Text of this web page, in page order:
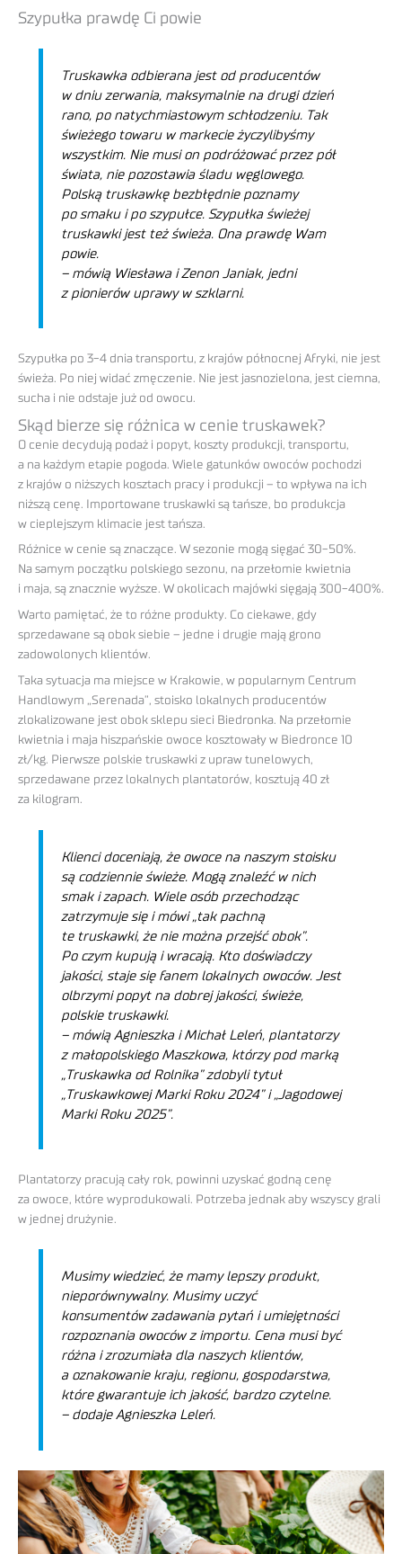
Szypułka prawdę Ci powie
Truskawka odbierana jest od producentów
w dniu zerwania, maksymalnie na drugi dzień
rano, po natychmiastowym schłodzeniu. Tak
świeżego towaru w markecie życzylibyśmy
wszystkim. Nie musi on podróżować przez pół
świata, nie pozostawia śladu węglowego.
Polską truskawkę bezbłędnie poznamy
po smaku i po szypułce. Szypułka świeżej
truskawki jest też świeża. Ona prawdę Wam
powie.
– mówią Wiesława i Zenon Janiak, jedni
z pionierów uprawy w szklarni.
Szypułka po 3-4 dnia transportu, z krajów północnej Afryki, nie jest
świeża. Po niej widać zmęczenie. Nie jest jasnozielona, jest ciemna,
sucha i nie odstaje już od owocu.
Skąd bierze się różnica w cenie truskawek?
O cenie decydują podaż i popyt, koszty produkcji, transportu,
a na każdym etapie pogoda. Wiele gatunków owoców pochodzi
z krajów o niższych kosztach pracy i produkcji – to wpływa na ich
niższą cenę. Importowane truskawki są tańsze, bo produkcja
w cieplejszym klimacie jest tańsza.
Różnice w cenie są znaczące. W sezonie mogą sięgać 30-50%.
Na samym początku polskiego sezonu, na przełomie kwietnia
i maja, są znacznie wyższe. W okolicach majówki sięgają 300-400%.
Warto pamiętać, że to różne produkty. Co ciekawe, gdy
sprzedawane są obok siebie – jedne i drugie mają grono
zadowolonych klientów.
Taka sytuacja ma miejsce w Krakowie, w popularnym Centrum
Handlowym „Serenada”, stoisko lokalnych producentów
zlokalizowane jest obok sklepu sieci Biedronka. Na przełomie
kwietnia i maja hiszpańskie owoce kosztowały w Biedronce 10
zł/kg. Pierwsze polskie truskawki z upraw tunelowych,
sprzedawane przez lokalnych plantatorów, kosztują 40 zł
za kilogram.
Klienci doceniają, że owoce na naszym stoisku
są codziennie świeże. Mogą znaleźć w nich
smak i zapach. Wiele osób przechodząc
zatrzymuje się i mówi „tak pachną
te truskawki, że nie można przejść obok”.
Po czym kupują i wracają. Kto doświadczy
jakości, staje się fanem lokalnych owoców. Jest
olbrzymi popyt na dobrej jakości, świeże,
polskie truskawki.
– mówią Agnieszka i Michał Leleń, plantatorzy
z małopolskiego Maszkowa, którzy pod marką
„Truskawka od Rolnika” zdobyli tytuł
„Truskawkowej Marki Roku 2024” i „Jagodowej
Marki Roku 2025”.
Plantatorzy pracują cały rok, powinni uzyskać godną cenę
za owoce, które wyprodukowali. Potrzeba jednak aby wszyscy grali
w jednej drużynie.
Musimy wiedzieć, że mamy lepszy produkt,
nieporównywalny. Musimy uczyć
konsumentów zadawania pytań i umiejętności
rozpoznania owoców z importu. Cena musi być
różna i zrozumiała dla naszych klientów,
a oznakowanie kraju, regionu, gospodarstwa,
które gwarantuje ich jakość, bardzo czytelne.
– dodaje Agnieszka Leleń.